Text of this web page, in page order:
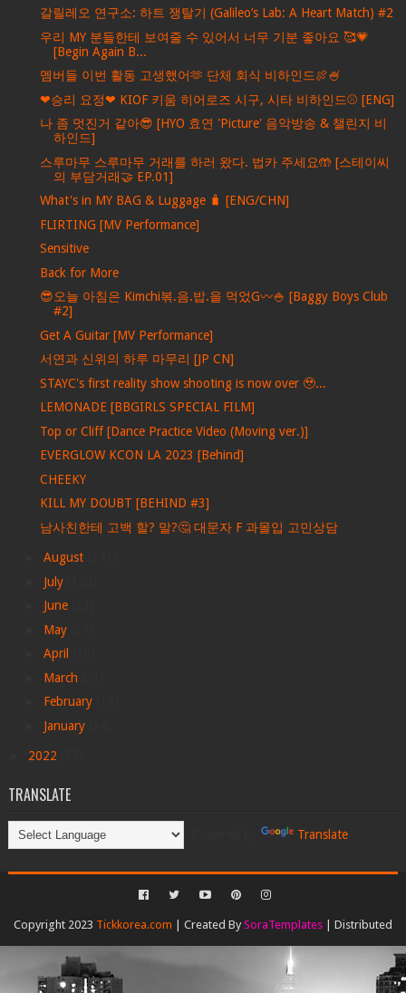
갈릴레오 연구소: 하트 쟁탈기 (Galileo’s Lab: A Heart Match) #2
우리 MY 분들한테 보여줄 수 있어서 너무 기분 좋아요 🥰💗
[Begin Again B...
멤버들 이번 활동 고생했어🫶 단체 회식 비하인드🍖🍧
❤승리 요정❤ KIOF 키움 히어로즈 시구, 시타 비하인드⚾ [ENG]
나 좀 멋진거 같아😎 [HYO 효연 'Picture' 음악방송 & 챌린지 비
하인드]
스루마무 스루마무 거래를 하러 왔다. 법카 주세요🤲 [스테이씨
의 부담거래🤝 EP.01]
What's in MY BAG & Luggage 🧳 [ENG/CHN]
FLIRTING [MV Performance]
Sensitive
Back for More
😎오늘 아침은 Kimchi볶.음.밥.을 먹었G〰🍚 [Baggy Boys Club
#2]
Get A Guitar [MV Performance]
서연과 신위의 하루 마무리 [JP CN]
STAYC's first reality show shooting is now over 🥹...
LEMONADE [BBGIRLS SPECIAL FILM]
Top or Cliff [Dance Practice Video (Moving ver.)]
EVERGLOW KCON LA 2023 [Behind]
CHEEKY
KILL MY DOUBT [BEHIND #3]
남사친한테 고백 할? 말?🤔 대문자 F 과몰입 고민상담
August
July
June
May
April
March
February
January
2022
TRANSLATE
Translate
Copyright 2023 Tickkorea.com | Created By SoraTemplates| Distributed